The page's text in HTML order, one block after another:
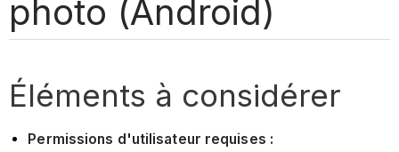
photo (Android)
Éléments à considérer
Permissions d'utilisateur requises :